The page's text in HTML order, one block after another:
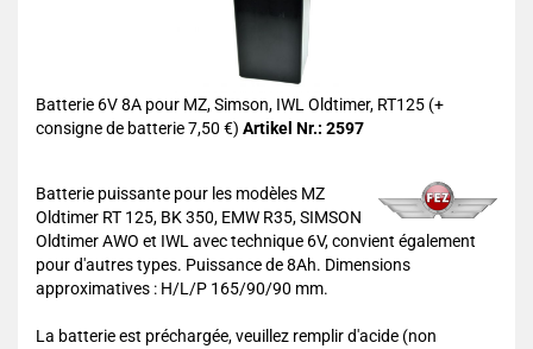
Batterie 6V 8A pour MZ, Simson, IWL Oldtimer, RT125 (+
consigne de batterie 7,50 €) Artikel Nr.: 2597
Batterie puissante pour les modèles MZ
Oldtimer RT 125, BK 350, EMW R35, SIMSON
Oldtimer AWO et IWL avec technique 6V, convient également
pour d'autres types. Puissance de 8Ah. Dimensions
approximatives : H/L/P 165/90/90 mm.
La batterie est préchargée, veuillez remplir d'acide (non